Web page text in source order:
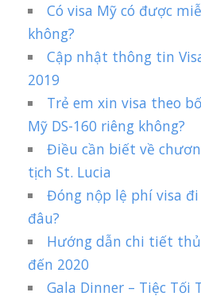
Có visa Mỹ có được
không?
Cập nhật thông tin
2019
Trẻ em xin visa theo
Mỹ DS-160 riêng không?
Điều cần biết về
tịch St. Lucia
Đóng nộp lệ phí visa
đâu?
Hướng dẫn chi tiết
đến 2020
Gala Dinner – Tiệc Tối